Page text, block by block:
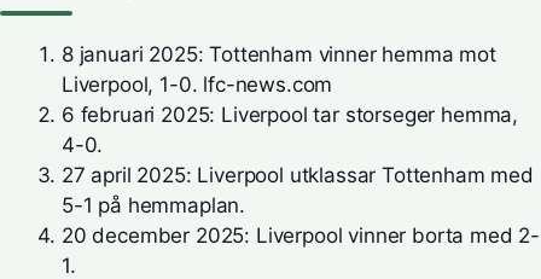
8 januari 2025: Tottenham vinner hemma mot
Liverpool, 1-0. lfc-news.com
6 februari 2025: Liverpool tar storseger hemma,
4-0.
27 april 2025: Liverpool utklassar Tottenham med
5-1 på hemmaplan.
20 december 2025: Liverpool vinner borta med 2-
1.